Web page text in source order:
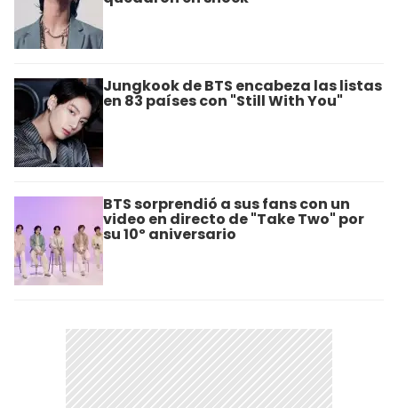
Jungkook de BTS encabeza las listas
en 83 países con "Still With You"
BTS sorprendió a sus fans con un
video en directo de "Take Two" por
su 10º aniversario